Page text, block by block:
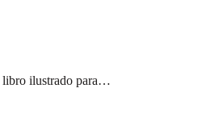
libro ilustrado para…